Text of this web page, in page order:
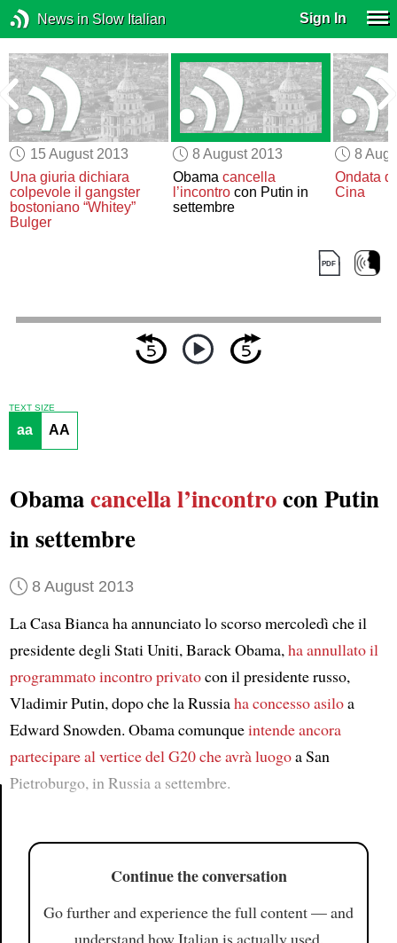
News in Slow Italian Sign In
15 August 2013
Una giuria dichiara
colpevole il gangster
bostoniano “Whitey”
Bulger
8 August 2013
Obama cancella
l’incontrocon Putin in
settembre
8
Ondata
Cina
TEXT SIZE
aa AA
Obamacancella l’incontrocon Putin
in settembre
8 August 2013
La Casa Bianca ha annunciato lo scorso mercoledì che il
presidente degli Stati Uniti, Barack Obama,ha annullato il
programmato incontro privatocon il presidente russo,
Vladimir Putin, dopo che la Russiaha concesso asiloa
Edward Snowden. Obama comunqueintende ancora
partecipare al vertice del G20che avrà luogoa San
Pietroburgo, in Russia a settembre.
Continue the conversation
Go further and experience the full content — and
understand how Italian is actually used.